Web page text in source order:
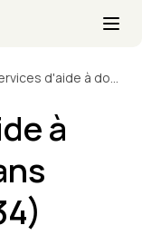
d'aide à domicile dans l'Hérault (34)
à